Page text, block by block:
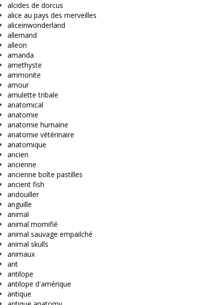
alcides de dorcus
alice au pays des merveilles
aliceinwonderland
allemand
alleon
amanda
amethyste
ammonite
amour
amulette tribale
anatomical
anatomie
anatomie humaine
anatomie vétérinaire
anatomique
ancien
ancienne
ancienne boîte pastilles
ancient fish
andouiller
anguille
animal
animal momifié
animal sauvage empailché
animal skulls
animaux
ant
antilope
antilope d'amérique
antique